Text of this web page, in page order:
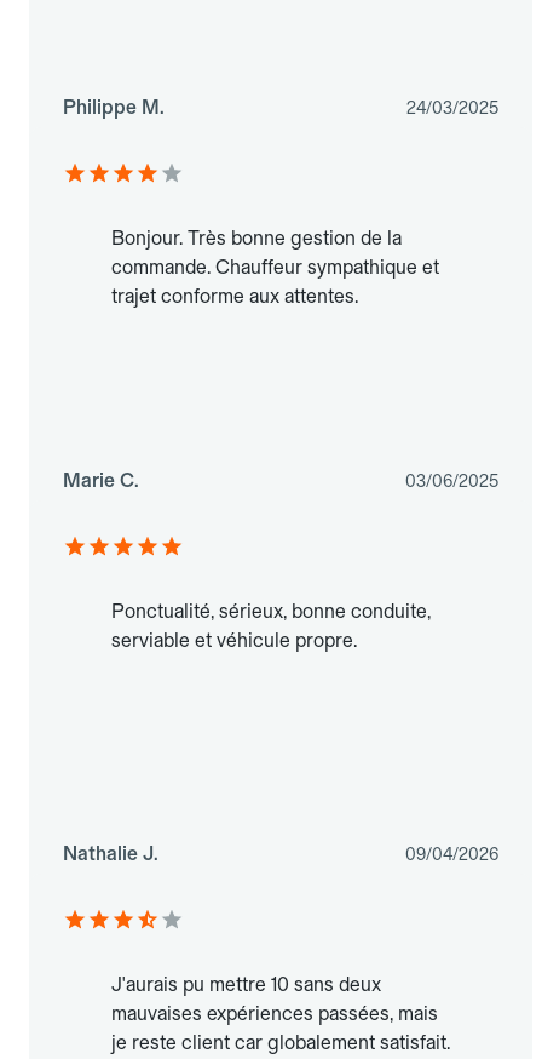
Philippe M. 24/03/2025
Bonjour. Très bonne gestion de la
commande. Chauffeur sympathique et
trajet conforme aux attentes.
Marie C. 03/06/2025
Ponctualité, sérieux, bonne conduite,
serviable et véhicule propre.
Nathalie J. 09/04/2026
J'aurais pu mettre 10 sans deux
mauvaises expériences passées, mais
je reste client car globalement satisfait.